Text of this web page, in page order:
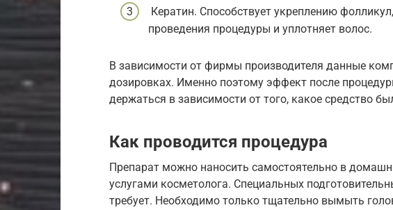
Кератин. Способствует укреплению
проведения процедуры и уплотняет волос.
В зависимости от фирмы производителя данные
дозировках. Именно поэтому эффект после
держаться в зависимости от того, какое средство
Как проводится процедура
Препарат можно наносить самостоятельно в
услугами косметолога. Специальных
требует. Необходимо только тщательно вымыть